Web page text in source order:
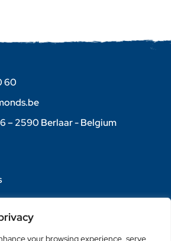
your browsing experience, serve
60
– 2590 Berlaar - Belgium